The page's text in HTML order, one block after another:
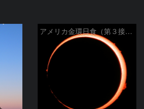
アメリカ金環日食（第３接触）